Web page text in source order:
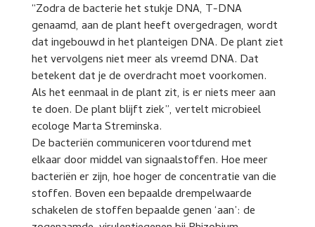
“Zodra de bacterie het stukje DNA, T-DNA
genaamd, aan de plant heeft overgedragen, wordt
dat ingebouwd in het planteigen DNA. De plant ziet
het vervolgens niet meer als vreemd DNA. Dat
betekent dat je de overdracht moet voorkomen.
Als het eenmaal in de plant zit, is er niets meer aan
te doen. De plant blijft ziek”, vertelt microbieel
ecologe Marta Streminska.
De bacteriën communiceren voortdurend met
elkaar door middel van signaalstoffen. Hoe meer
bacteriën er zijn, hoe hoger de concentratie van die
stoffen. Boven een bepaalde drempelwaarde
schakelen de stoffen bepaalde genen ‘aan’: de